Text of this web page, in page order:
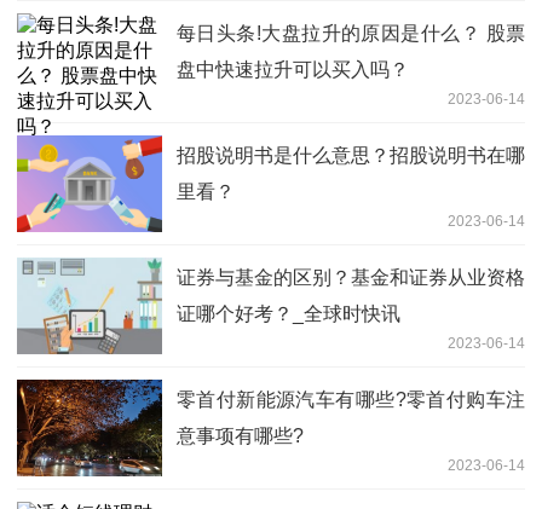
每日头条!大盘拉升的原因是什么？ 股票
盘中快速拉升可以买入吗？
2023-06-14
招股说明书是什么意思？招股说明书在哪
里看？
2023-06-14
证券与基金的区别？基金和证券从业资格
证哪个好考？_全球时快讯
2023-06-14
零首付新能源汽车有哪些?零首付购车注
意事项有哪些?
2023-06-14